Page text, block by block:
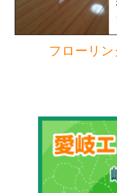
フローリ